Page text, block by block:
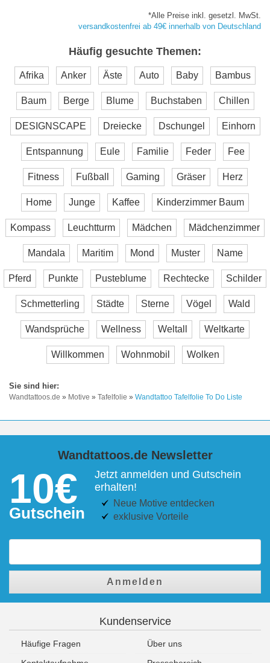
*Alle Preise inkl. gesetzl. MwSt.
versandkostenfrei ab 49€ innerhalb von Deutschland
Häufig gesuchte Themen:
Afrika Anker Äste Auto Baby Bambus
Baum Berge Blume Buchstaben Chillen
DESIGNSCAPE Dreiecke Dschungel Einhorn
Entspannung Eule Familie Feder Fee
Fitness Fußball Gaming Gräser Herz
Home Junge Kaffee Kinderzimmer Baum
Kompass Leuchtturm Mädchen Mädchenzimmer
Mandala Maritim Mond Muster Name
Pferd Punkte Pusteblume Rechtecke Schilder
Schmetterling Städte Sterne Vögel Wald
Wandsprüche Wellness Weltall Weltkarte
Willkommen Wohnmobil Wolken
Wandtattoos.de » Motive » Tafelfolie » Wandtattoo Tafelfolie To Do Liste
Wandtattoos.de Newsletter
10€
Gutschein
Jetzt anmelden und Gutschein
erhalten!
Neue Motive entdecken
exklusive Vorteile
Anmelden
Kundenservice
Häufige Fragen
Über uns